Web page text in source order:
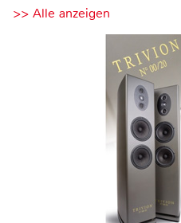
>> Alle anzeigen